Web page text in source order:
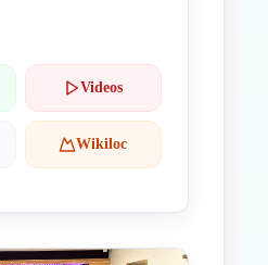
Videos
Wikiloc